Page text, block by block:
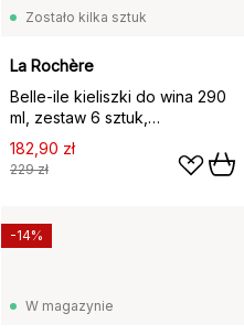
Zostało kilka sztuk
La Rochère
Belle-ile kieliszki do wina 290
ml, zestaw 6 sztuk,
Transparent
182,90 zł
229 zł
W magazynie
-14%